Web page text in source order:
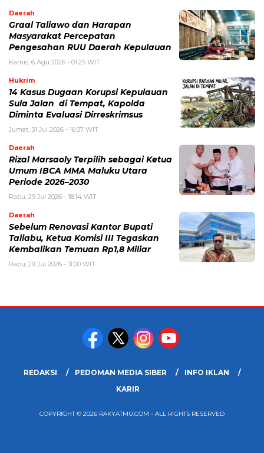
Daerah
Graal Taliawo dan Harapan
Masyarakat Percepatan
Pengesahan RUU Daerah Kepulauan
Kamis, 6 Agu 2026 - 01:25 WIT
Hukrim
14 Kasus Dugaan Korupsi Kepulauan
Sula Jalan di Tempat, Kapolda
Diminta Evaluasi Dirreskrimsus
Jumat, 31 Jul 2026 - 16:37 WIT
Daerah
Rizal Marsaoly Terpilih sebagai Ketua
Umum IBCA MMA Maluku Utara
Periode 2026–2030
Rabu, 29 Jul 2026 - 18:14 WIT
Daerah
Sebelum Renovasi Kantor Bupati
Taliabu, Ketua Komisi III Tegaskan
Kembalikan Temuan Rp1,8 Miliar
Rabu, 29 Jul 2026 - 11:00 WIT
REDAKSI PEDOMAN MEDIA SIBER
INFO IKLAN
KARIR
COPYRIGHT © 2026 RAKYATMU.COM - ALL RIGHTS RESERVED